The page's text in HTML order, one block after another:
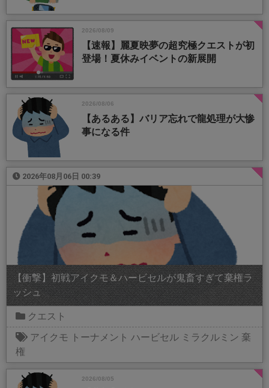
2026/08/09
【速報】麗夏映夢の超究極クエストが初
登場！夏休みイベントの新展開
2026/08/06
【あるある】バリア忘れで龍処理が大惨
事になる件
2026年08月06日 00:39
【衝撃】初戦アイクモ＆ハービセルが鬼畜すぎて棄権ラ
ッシュ
クエスト
アイクモ トーナメント ハービセル ミラクルミン 棄
権
2026/08/05